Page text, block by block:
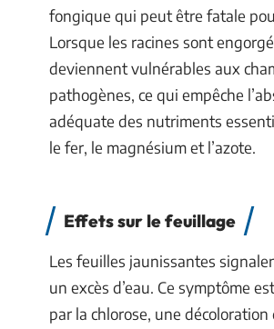
fongique qui peut être fatale
Lorsque les racines sont
deviennent vulnérables aux
pathogènes, ce qui empêche
adéquate des nutriments
le fer, le magnésium et l’azote.
Effets sur le feuillage
Les feuilles jaunissantes
un excès d’eau. Ce symptôme
par la chlorose, une décoloration